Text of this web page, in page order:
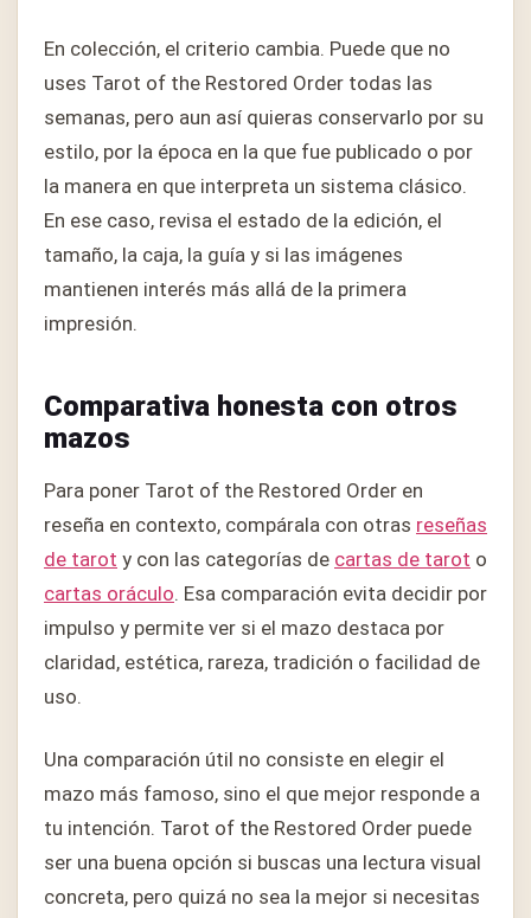
En colección, el criterio cambia. Puede que no
uses Tarot of the Restored Order todas las
semanas, pero aun así quieras conservarlo por su
estilo, por la época en la que fue publicado o por
la manera en que interpreta un sistema clásico.
En ese caso, revisa el estado de la edición, el
tamaño, la caja, la guía y si las imágenes
mantienen interés más allá de la primera
impresión.
Comparativa honesta con otros
mazos
Para poner Tarot of the Restored Order en
reseña en contexto, compárala con otras reseñas
de tarot y con las categorías de cartas de tarot o
cartas oráculo. Esa comparación evita decidir por
impulso y permite ver si el mazo destaca por
claridad, estética, rareza, tradición o facilidad de
uso.
Una comparación útil no consiste en elegir el
mazo más famoso, sino el que mejor responde a
tu intención. Tarot of the Restored Order puede
ser una buena opción si buscas una lectura visual
concreta, pero quizá no sea la mejor si necesitas